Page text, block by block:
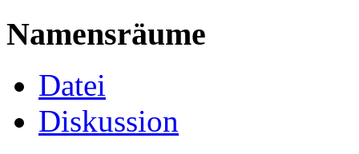
Namensräume
Datei
Diskussion